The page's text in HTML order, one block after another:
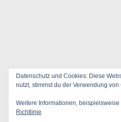
Datenschutz und Cookies: Diese
nutzt, stimmst du der Verwendung von
Weitere Informationen,
Richtlinie